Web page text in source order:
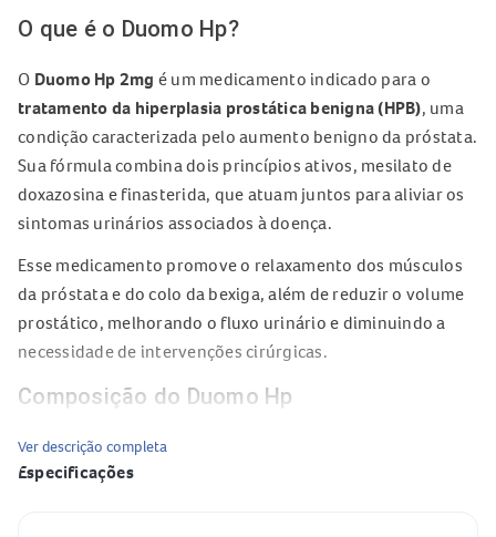
O que é o Duomo Hp?
O Duomo Hp 2mg é um medicamento indicado para o
tratamento da hiperplasia prostática benigna (HPB), uma
condição caracterizada pelo aumento benigno da próstata.
Sua fórmula combina dois princípios ativos, mesilato de
doxazosina e finasterida, que atuam juntos para aliviar os
sintomas urinários associados à doença.
Esse medicamento promove o relaxamento dos músculos
da próstata e do colo da bexiga, além de reduzir o volume
prostático, melhorando o fluxo urinário e diminuindo a
necessidade de intervenções cirúrgicas.
Composição do Duomo Hp
Mesilato de doxazosina
Finasterida– 5 mg
sódio, laurilsulfato de sódio, estearato de magnésio,
Ver descrição completa
Especificações